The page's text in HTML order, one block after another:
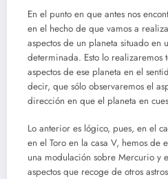
En el punto en que antes nos
en el hecho de que vamos a
aspectos de un planeta situado en
determinada. Esto lo realizaremos
aspectos de ese planeta en el
decir, que sólo observaremos el
dirección en que el planeta en
Lo anterior es lógico, pues, en el
en el Toro en la casa V, hemos de
una modulación sobre Mercurio y
aspectos que recoge de otros